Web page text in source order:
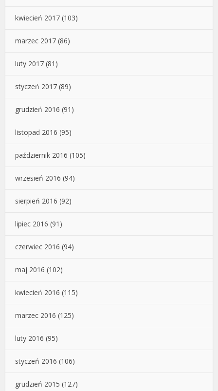
kwiecień 2017 (103)
marzec 2017 (86)
luty 2017 (81)
styczeń 2017 (89)
grudzień 2016 (91)
listopad 2016 (95)
październik 2016 (105)
wrzesień 2016 (94)
sierpień 2016 (92)
lipiec 2016 (91)
czerwiec 2016 (94)
maj 2016 (102)
kwiecień 2016 (115)
marzec 2016 (125)
luty 2016 (95)
styczeń 2016 (106)
grudzień 2015 (127)